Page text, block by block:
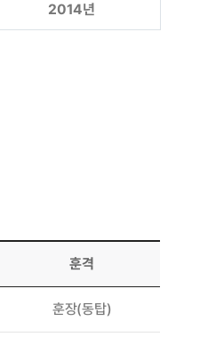
2014년
훈격
훈장(동탑)